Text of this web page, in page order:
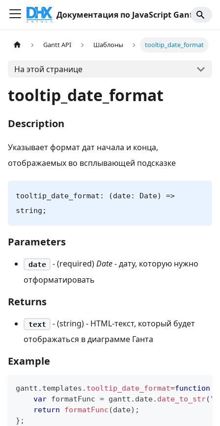
Документация по JavaScript Gantt
Gantt API Шаблоны tooltip_date_format
На этой странице
tooltip_date_format
Description
Указывает формат дат начала и конца,
отображаемых во всплывающей подсказке
tooltip_date_format: (date: Date) =>
string;
Parameters
date - (required)Date- дату, которую нужно
отформатировать
Returns
text
- (string) - HTML-текст, который будет
отображаться в диаграмме Ганта
Example
gantt . templates . tooltip_date_format=function
var formatFunc = gantt . date. date_to_str(
return
formatFunc (date) ;
} ;